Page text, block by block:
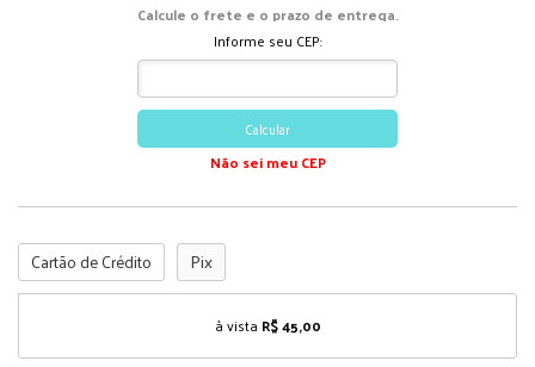
Calcule o frete e o prazo de entrega.
Informe seu CEP:
Calcular
Não sei meu CEP
Cartão de Crédito Pix
à vista R$ 45,00